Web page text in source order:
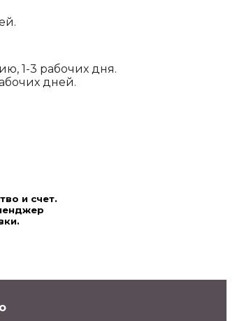
1-3 рабочих дня.
дней.
и счет.